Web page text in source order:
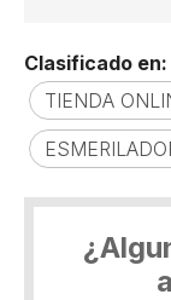
Clasificado en:
TIENDA